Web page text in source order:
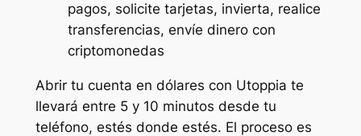
pagos, solicite tarjetas, invierta, realice
transferencias, envíe dinero con
criptomonedas
Abrir tu cuenta en dólares con Utoppia te
llevará entre 5 y 10 minutos desde tu
teléfono, estés donde estés. El proceso es